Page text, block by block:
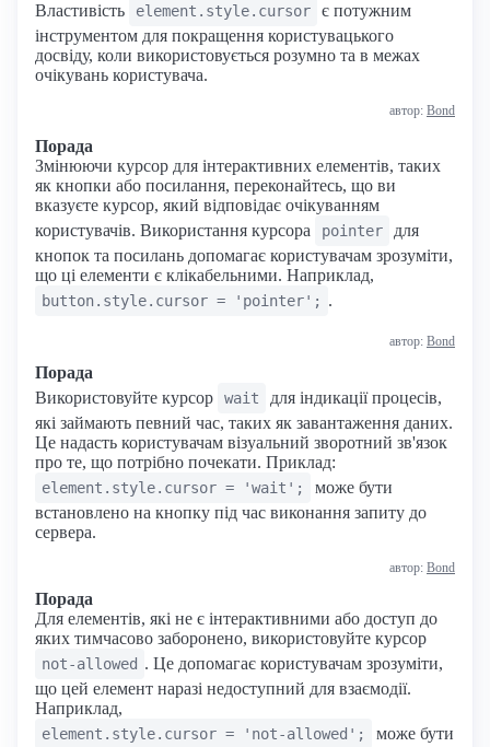
Властивість element.style.cursor
є потужним
інструментом для покращення користувацького
досвіду, коли використовується розумно та в межах
очікувань користувача.
автор: Bond
Порада
Змінюючи курсор для інтерактивних елементів, таких
як кнопки або посилання, переконайтесь, що ви
вказуєте курсор, який відповідає очікуванням
користувачів. Використання курсора
pointer
для
кнопок та посилань допомагає користувачам зрозуміти,
що ці елементи є клікабельними. Наприклад,
button.style.cursor = 'pointer'; .
автор: Bond
Порада
Використовуйте курсор
wait
для індикації процесів,
які займають певний час, таких як завантаження даних.
Це надасть користувачам візуальний зворотний зв'язок
про те, що потрібно почекати. Приклад:
element.style.cursor = 'wait';
може бути
встановлено на кнопку під час виконання запиту до
сервера.
автор: Bond
Порада
Для елементів, які не є інтерактивними або доступ до
яких тимчасово заборонено, використовуйте курсор
not-allowed . Це допомагає користувачам зрозуміти,
що цей елемент наразі недоступний для взаємодії.
Наприклад,
element.style.cursor = 'not-allowed';
може бути